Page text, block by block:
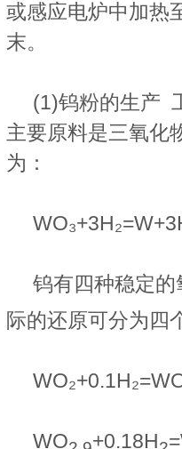
或感应电炉中加热
末。
(1)钨粉的生产
主要原料是三氧化
为：
钨有四种稳定的
际的还原可分为四
WO +0.18H